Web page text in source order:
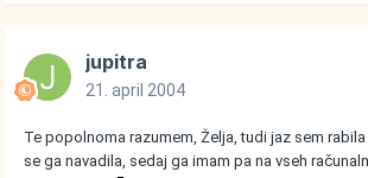
jupitra
21. april 2004
Te popolnoma razumem, Želja, tudi jaz sem
se ga navadila, sedaj ga imam pa na vseh